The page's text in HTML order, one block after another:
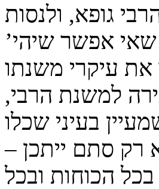
גופא, ולנסות
אפשר שיהי’
את עיקרי משנתו
למשנת הרבי,
בעיני שכלו
רק סתם ייתכן –
הכוחות ובכל